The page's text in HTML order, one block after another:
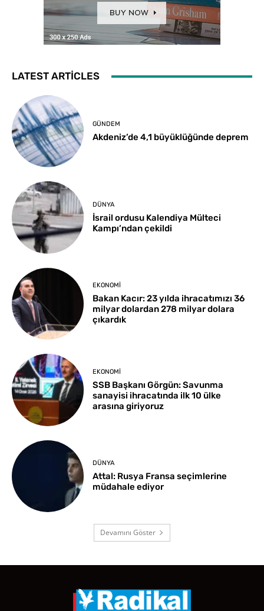
LATEST ARTICLES
GÜNDEM
Akdeniz’de 4,1 büyüklüğünde deprem
DÜNYA
İsrail ordusu Kalendiya Mülteci
Kampı’ndan çekildi
EKONOMI
Bakan Kacır: 23 yılda ihracatımızı 36
milyar dolardan 278 milyar dolara
çıkardık
EKONOMI
SSB Başkanı Görgün: Savunma
sanayisi ihracatında ilk 10 ülke
arasına giriyoruz
DÜNYA
Attal: Rusya Fransa seçimlerine
müdahale ediyor
Devamını Göster